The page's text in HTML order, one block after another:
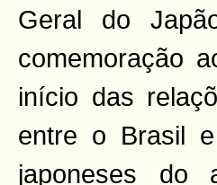
Geral do
comemoração
início das
entre o Brasil
japoneses do